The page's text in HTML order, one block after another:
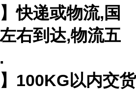
快递或物流,国
右到达,物流五
】100KG以内交货